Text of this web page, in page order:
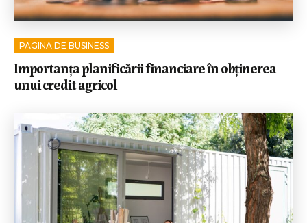
PAGINA DE BUSINESS
Importanța planificării financiare în obținerea
unui credit agricol